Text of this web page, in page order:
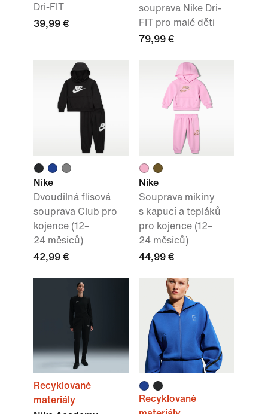
Dri-FIT
39,99 €
souprava Nike Dri-
FIT pro malé děti
79,99 €
Nike
Dvoudílná flísová
souprava Club pro
kojence (12–
24 měsíců)
42,99 €
Nike
Souprava mikiny
s kapucí a tepláků
pro kojence (12–
24 měsíců)
44,99 €
Recyklované
materiály
Recyklované